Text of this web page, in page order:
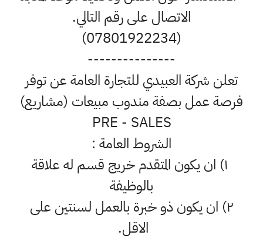
الاتصال على رقم التالي.
(07801922234)
---------------
تعلن شركة العبيدي للتجارة العامة عن توفر
فرصة عمل بصفة مندوب مبيعات (مشاريع)
PRE - SALES
الشروط العامة :
١) ان يكون المتقدم خريج قسم له علاقة
بالوظيفة
٢) ان يكون ذو خبرة بالعمل لسنتين على
الاقل.